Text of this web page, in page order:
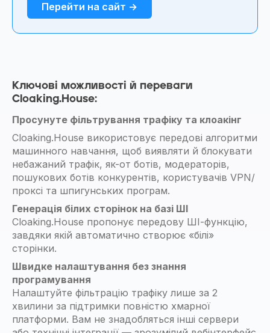
Перейти на сайт →
Ключові можливості й переваги
Cloaking.House:
Просунуте фільтрування трафіку та клоакінг
Cloaking.House використовує передові алгоритми
машинного навчання, щоб виявляти й блокувати
небажаний трафік, як-от ботів, модераторів,
пошукових ботів конкурентів, користувачів VPN/
проксі та шпигунських програм.
Генерація білих сторінок на базі ШІ
Cloaking.House пропонує передову ШІ-функцію,
завдяки якій автоматично створює «білі»
сторінки.
Швидке налаштування без знання
програмування
Налаштуйте фільтрацію трафіку лише за 2
хвилини за підтримки повністю хмарної
платформи. Вам не знадобляться інші сервери